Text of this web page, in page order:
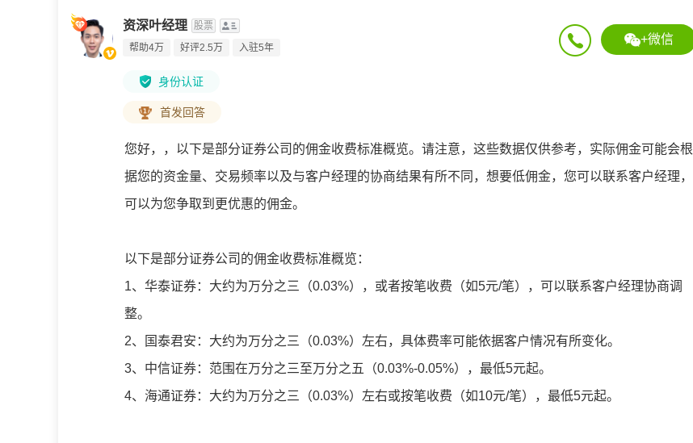
+微信
资深叶经理 股票
帮助4万
好评2.5万 入驻5年
身份认证
首发回答
您好，
，以下是部分证券公司的佣金收费标准概览。请注意，这些数据仅供参考，实际佣金可能会根
据您的资金量、交易频率以及与客户经理的协商结果有所不同， 想要低佣金，您可以联系客户经理，
可以为您争取到更优惠的佣金。
以下是部分证券公司的佣金收费标准概览：
1、华泰证券：大约为万分之三（0.03%），或者按笔收费（如5元/笔），可以联系客户经理协商调
整。
2、国泰君安：大约为万分之三（0.03%）左右，具体费率可能依据客户情况有所变化。
3、中信证券：范围在万分之三至万分之五（0.03%-0.05%），最低5元起。
4、海通证券：大约为万分之三（0.03%）左右或按笔收费（如10元/笔），最低5元起。